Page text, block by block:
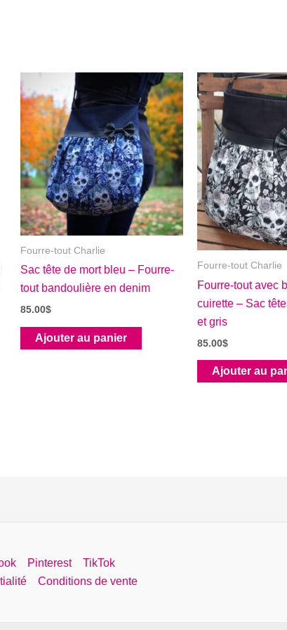
Fourre-tout Charlie
Sac tête de mort bleu – Fourre-
tout bandoulière en denim
85.00$
Ajouter au panier
Fourre-tout Charlie
Fourre-tout avec
cuirette – Sac
et gris
85.00$
Ajouter au
Pinterest
TikTok
Conditions de vente